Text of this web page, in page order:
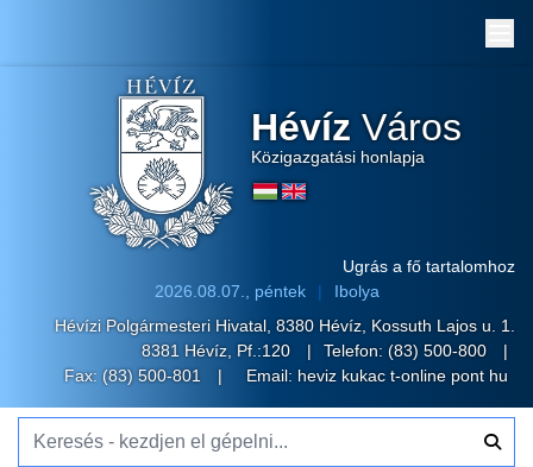
Hévíz Város
Közigazgatási honlapja
Ugrás a fő tartalomhoz
2026.08.07., péntek
Ibolya
Hévízi Polgármesteri Hivatal, 8380 Hévíz, Kossuth Lajos u. 1.
8381 Hévíz, Pf.:120
Telefon: (83) 500-800
Fax: (83) 500-801
Email: heviz kukac t-online pont hu